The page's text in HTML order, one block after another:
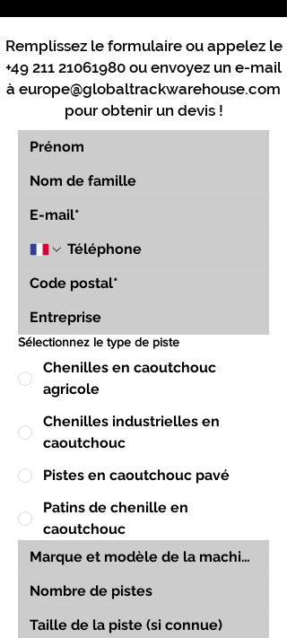
Remplissez le formulaire ou appelez le
+49 211 21061980 ou envoyez un e-mail
à europe@globaltrackwarehouse.com
pour obtenir un devis !
Sélectionnez le type de piste
Chenilles en caoutchouc
agricole
Chenilles industrielles en
caoutchouc
Pistes en caoutchouc pavé
Patins de chenille en
caoutchouc